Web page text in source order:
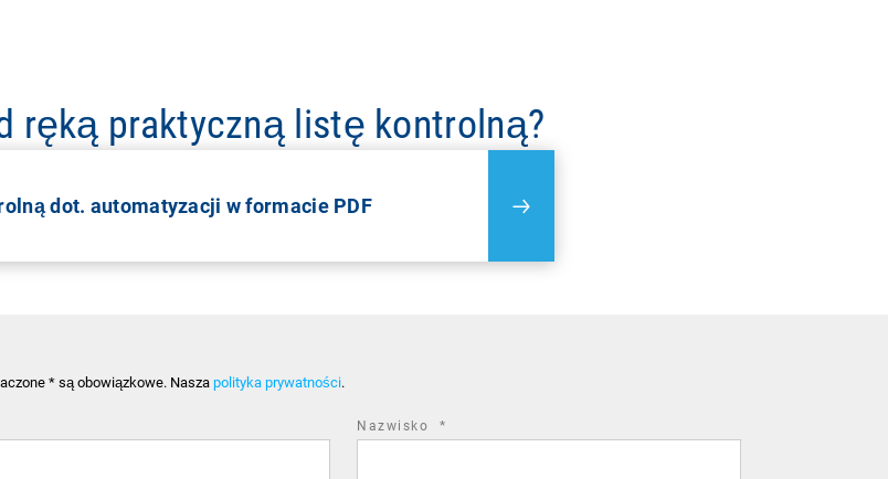
ręką praktyczną listę kontrolną?
dot. automatyzacji w formacie PDF
* są obowiązkowe. Nasza polityka prywatności.
Nazwisko *